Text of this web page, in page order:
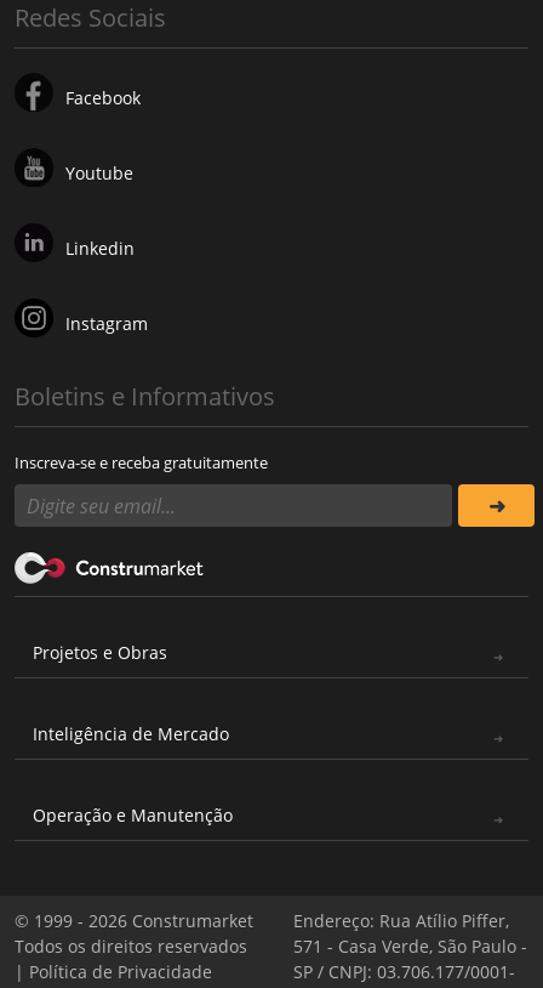
Redes Sociais
Facebook
Youtube
Linkedin
Instagram
Boletins e Informativos
Inscreva-se e receba gratuitamente
Projetos e Obras
Inteligência de Mercado
Operação e Manutenção
© 1999 - 2026 Construmarket
Todos os direitos reservados
| Política de Privacidade
Endereço: Rua Atílio Piffer,
571 - Casa Verde, São Paulo -
SP / CNPJ: 03.706.177/0001-